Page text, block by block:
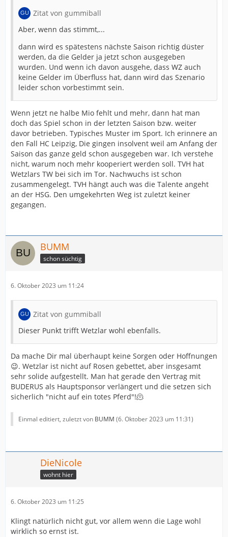
Zitat von gummiball
Aber, wenn das stimmt,...
dann wird es spätestens nächste Saison richtig düster
werden, da die Gelder ja jetzt schon ausgegeben
wurden. Und wenn ich davon ausgehe, dass WZ auch
keine Gelder im Überfluss hat, dann wird das Szenario
leider schon vorbestimmt sein.
Wenn jetzt ne halbe Mio fehlt und mehr, dann hat man
doch das Spiel schon in der letzten Saison bzw. weiter
davor betrieben. Typisches Muster im Sport. Ich erinnere an
den Fall HC Leipzig, Die gingen insolvent weil am Anfang der
Saison das ganze geld schon ausgegeben war. Ich verstehe
nicht, warum noch mehr kooperiert werden soll. TVH hat
Wetzlars TW bei sich im Tor. Nachwuchs ist schon
zusammengelegt. TVH hängt auch was die Talente angeht
an der HSG. Den umgekehrten Weg ist zuletzt keiner
gegangen.
BUMM
schon süchtig
6. Oktober 2023 um 11:24
Zitat von gummiball
Dieser Punkt trifft Wetzlar wohl ebenfalls.
Da mache Dir mal überhaupt keine Sorgen oder Hoffnungen
😉. Wetzlar ist nicht auf Rosen gebettet, aber insgesamt
sehr solide aufgestellt. Man hat gerade den Vertrag mit
BUDERUS als Hauptsponsor verlängert und die setzen sich
sicherlich "nicht auf ein totes Pferd"!🫠
Einmal editiert, zuletzt von BUMM (6. Oktober 2023 um 11:31)
DieNicole
wohnt hier
6. Oktober 2023 um 11:25
Klingt natürlich nicht gut, vor allem wenn die Lage wohl
wirklich so ernst ist.